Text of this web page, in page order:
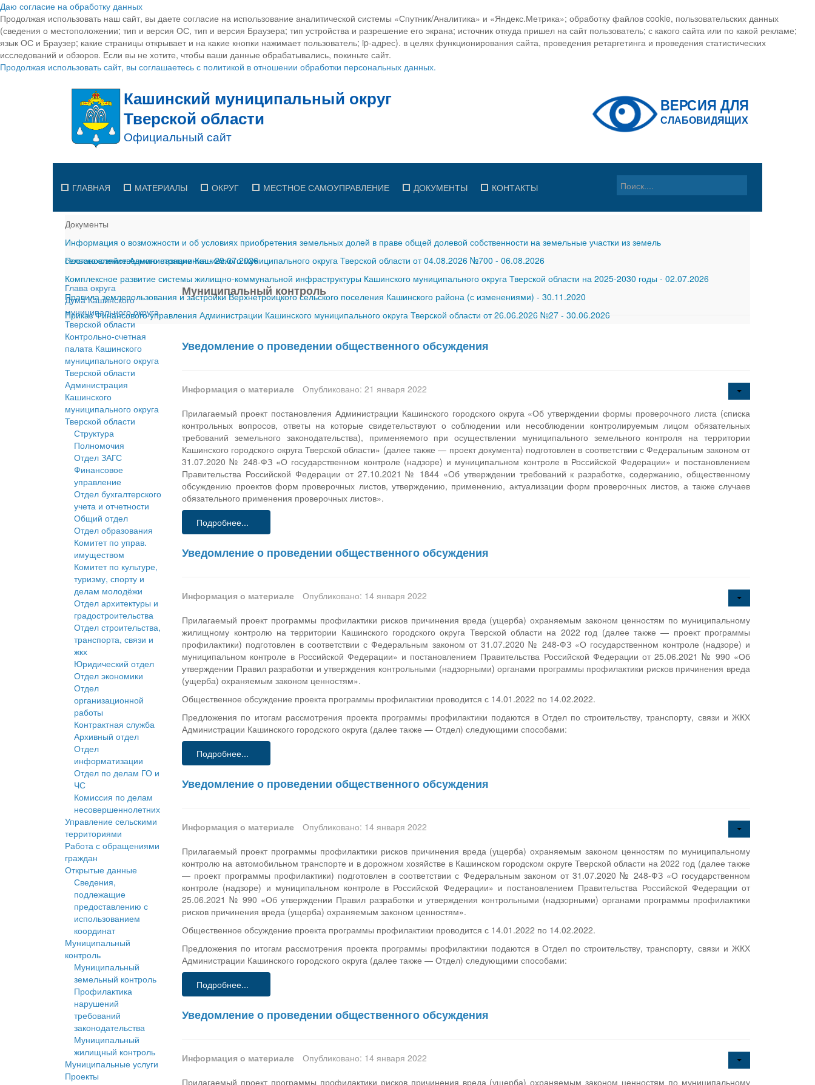
Даю согласие на обработку данных
Продолжая использовать наш сайт, вы даете согласие на использование аналитической системы «Спутник/Аналитика» и «Яндекс.Метрика»; обработку файлов cookie, пользовательских данных
(сведения о местоположении; тип и версия ОС, тип и версия Браузера; тип устройства и разрешение его экрана; источник откуда пришел на сайт пользователь; с какого сайта или по какой рекламе;
язык ОС и Браузер; какие страницы открывает и на какие кнопки нажимает пользователь; ip-адрес). в целях функционирования сайта, проведения ретаргетинга и проведения статистических
исследований и обзоров. Если вы не хотите, чтобы ваши данные обрабатывались, покиньте сайт.
Продолжая использовать сайт, вы соглашаетесь с политикой в отношении обработки персональных данных.
ГЛАВНАЯ МАТЕРИАЛЫ ОКРУГ МЕСТНОЕ САМОУПРАВЛЕНИЕ ДОКУМЕНТЫ КОНТАКТЫ
Документы
Информация о возможности и об условиях приобретения земельных долей в праве общей долевой собственности на земельные участки из земель
сельскохозяйственного назначения-29.07.2026
Постановление Администрации Кашинского муниципального округа Тверской области от 04.08.2026 №700 - 06.08.2026
Комплексное развитие системы жилищно-коммунальной инфраструктуры Кашинского муниципального округа Тверской области на 2025-2030 годы - 02.07.2026
Правила землепользования и застройки Верхнетроицкого сельского поселения Кашинского района (с изменениями) - 30.11.2020
Приказ Финансового управления Администрации Кашинского муниципального округа Тверской области от 26.06.2026 №27 - 30.06.2026
Глава округа
Дума Кашинского
муниципального округа
Тверской области
Контрольно-счетная
палата Кашинского
муниципального округа
Тверской области
Администрация
Кашинского
муниципального округа
Тверской области
Структура
Полномочия
Отдел ЗАГС
Финансовое
управление
Отдел бухгалтерского
учета и отчетности
Общий отдел
Отдел образования
Комитет по управ.
имуществом
Комитет по культуре,
туризму, спорту и
делам молодёжи
Отдел архитектуры и
градостроительства
Отдел строительства,
транспорта, связи и
жкх
Юридический отдел
Отдел экономики
Отдел
организационной
работы
Контрактная служба
Архивный отдел
Отдел
информатизации
Отдел по делам ГО и
ЧС
Комиссия по делам
несовершеннолетних
Управление сельскими
территориями
Работа с обращениями
граждан
Открытые данные
Сведения,
подлежащие
предоставлению с
использованием
координат
Муниципальный
контроль
Муниципальный
земельный контроль
Профилактика
нарушений
требований
законодательства
Муниципальный
жилищный контроль
Муниципальные услуги
Проекты
Муниципальный контроль
Уведомление о проведении общественного обсуждения
Информация о материале
Опубликовано: 21 января 2022
Прилагаемый проект постановления Администрации Кашинского городского округа «Об утверждении формы проверочного листа (списка
контрольных вопросов, ответы на которые свидетельствуют о соблюдении или несоблюдении контролируемым лицом обязательных
требований земельного законодательства), применяемого при осуществлении муниципального земельного контроля на территории
Кашинского городского округа Тверской области» (далее также — проект документа) подготовлен в соответствии с Федеральным законом от
31.07.2020 № 248-ФЗ «О государственном контроле (надзоре) и муниципальном контроле в Российской Федерации» и постановлением
Правительства Российской Федерации от 27.10.2021 № 1844 «Об утверждении требований к разработке, содержанию, общественному
обсуждению проектов форм проверочных листов, утверждению, применению, актуализации форм проверочных листов, а также случаев
обязательного применения проверочных листов».
Подробнее...
Уведомление о проведении общественного обсуждения
Информация о материале
Опубликовано: 14 января 2022
Прилагаемый проект программы профилактики рисков причинения вреда (ущерба) охраняемым законом ценностям по муниципальному
жилищному контролю на территории Кашинского городского округа Тверской области на 2022 год (далее также — проект программы
профилактики) подготовлен в соответствии с Федеральным законом от 31.07.2020 № 248-ФЗ «О государственном контроле (надзоре) и
муниципальном контроле в Российской Федерации» и постановлением Правительства Российской Федерации от 25.06.2021 № 990 «Об
утверждении Правил разработки и утверждения контрольными (надзорными) органами программы профилактики рисков причинения вреда
(ущерба) охраняемым законом ценностям».
Общественное обсуждение проекта программы профилактики проводится с 14.01.2022 по 14.02.2022.
Предложения по итогам рассмотрения проекта программы профилактики подаются в Отдел по строительству, транспорту, связи и ЖКХ
Администрации Кашинского городского округа (далее также — Отдел) следующими способами:
Подробнее...
Уведомление о проведении общественного обсуждения
Информация о материале
Опубликовано: 14 января 2022
Прилагаемый проект программы профилактики рисков причинения вреда (ущерба) охраняемым законом ценностям по муниципальному
контролю на автомобильном транспорте и в дорожном хозяйстве в Кашинском городском округе Тверской области на 2022 год (далее также
— проект программы профилактики) подготовлен в соответствии с Федеральным законом от 31.07.2020 № 248-ФЗ «О государственном
контроле (надзоре) и муниципальном контроле в Российской Федерации» и постановлением Правительства Российской Федерации от
25.06.2021 № 990 «Об утверждении Правил разработки и утверждения контрольными (надзорными) органами программы профилактики
рисков причинения вреда (ущерба) охраняемым законом ценностям».
Общественное обсуждение проекта программы профилактики проводится с 14.01.2022 по 14.02.2022.
Предложения по итогам рассмотрения проекта программы профилактики подаются в Отдел по строительству, транспорту, связи и ЖКХ
Администрации Кашинского городского округа (далее также — Отдел) следующими способами:
Подробнее...
Уведомление о проведении общественного обсуждения
Информация о материале
Опубликовано: 14 января 2022
Прилагаемый проект программы профилактики рисков причинения вреда (ущерба) охраняемым законом ценностям по муниципальному